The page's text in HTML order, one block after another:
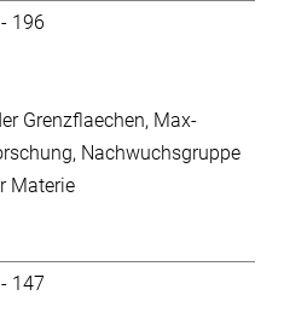
196
Grenzflaechen Max-
Nachwuchsgruppe
Materie
147